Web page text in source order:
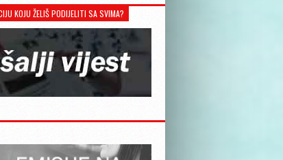
KOJU ŽELIŠ PODIJELITI SA SVIMA?